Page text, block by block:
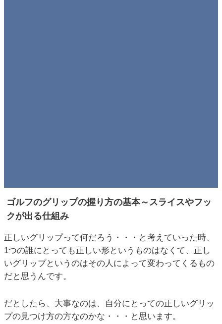
ゴルフのグリップの握り方の基本～スライスやフッ
クが出る仕組み
正しいグリップって何だろう・・・と考えていった時、
1つの誰にとっても正しい形というものはなくて、正し
いグリップというのはその人によって変わってくるもの
だと思うんです。
だとしたら、大事なのは、自分にとっての正しいグリッ
プの見つけ方の方なのかな・・・と思います。